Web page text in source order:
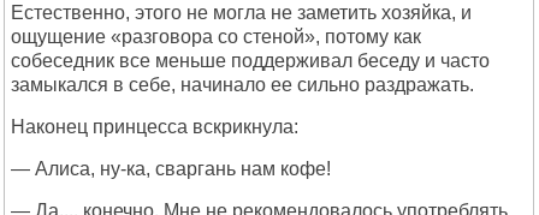
Естественно, этого не могла не заметить хозяйка, и
ощущение «разговора со стеной», потому как
собеседник все меньше поддерживал беседу и часто
замыкался в себе, начинало ее сильно раздражать.
Наконец принцесса вскрикнула:
— Алиса, ну-ка, сваргань нам кофе!
— Да,... конечно. Мне не рекомендовалось употреблять